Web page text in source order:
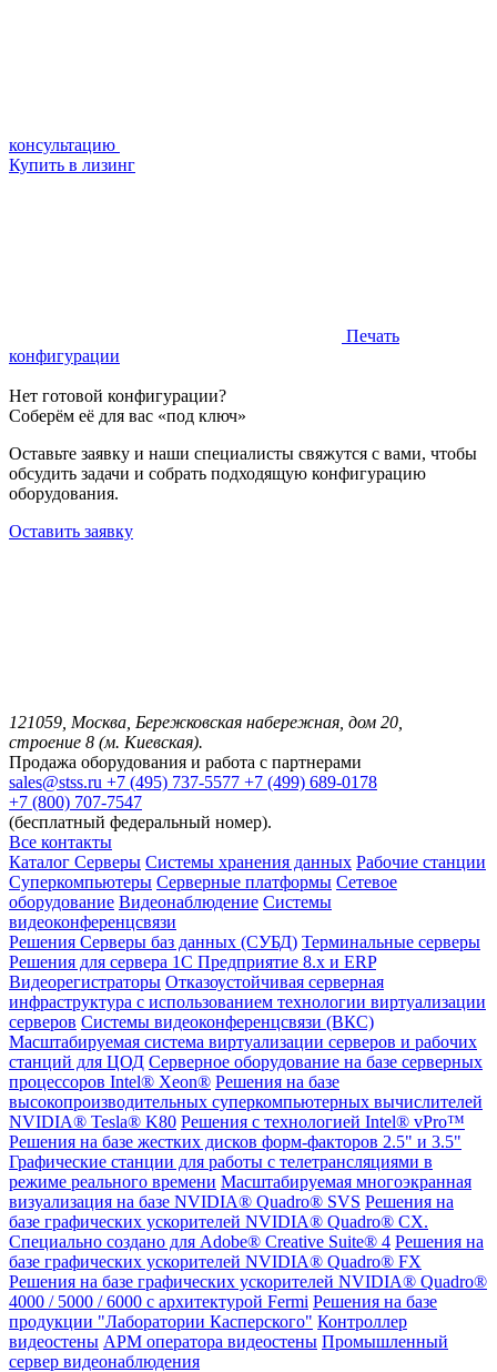
консультацию
Купить в лизинг
Печать
конфигурации
Нет готовой конфигурации?
Соберём её для вас «под ключ»
Оставьте заявку и наши специалисты свяжутся с вами, чтобы
обсудить задачи и собрать подходящую конфигурацию
оборудования.
Оставить заявку
121059, Москва, Бережковская набережная, дом 20,
строение 8 (м. Киевская).
Продажа оборудования и работа с партнерами
sales@stss.ru +7 (495) 737-5577 +7 (499) 689-0178
+7 (800) 707-7547
(бесплатный федеральный номер).
Все контакты
Каталог Серверы Системы хранения данных Рабочие станции
Суперкомпьютеры Серверные платформы Сетевое
оборудование Видеонаблюдение Системы
видеоконференцсвязи
Решения Серверы баз данных (СУБД) Терминальные серверы
Решения для сервера 1С Предприятие 8.x и ERP
Видеорегистраторы Отказоустойчивая серверная
инфраструктура с использованием технологии виртуализации
серверов Системы видеоконференцсвязи (ВКС)
Масштабируемая система виртуализации серверов и рабочих
станций для ЦОД Серверное оборудование на базе серверных
процессоров Intel® Xeon® Решения на базе
высокопроизводительных суперкомпьютерных вычислителей
NVIDIA® Tesla® K80 Решения с технологией Intel® vPro™
Решения на базе жестких дисков форм-факторов 2.5" и 3.5"
Графические станции для работы с телетрансляциями в
режиме реального времени Масштабируемая многоэкранная
визуализация на базе NVIDIA® Quadro® SVS Решения на
базе графических ускорителей NVIDIA® Quadro® CX.
Специально создано для Adobe® Creative Suite® 4 Решения на
базе графических ускорителей NVIDIA® Quadro® FX
Решения на базе графических ускорителей NVIDIA® Quadro®
4000 / 5000 / 6000 с архитектурой Fermi Решения на базе
продукции "Лаборатории Касперского" Контроллер
видеостены АРМ оператора видеостены Промышленный
сервер видеонаблюдения